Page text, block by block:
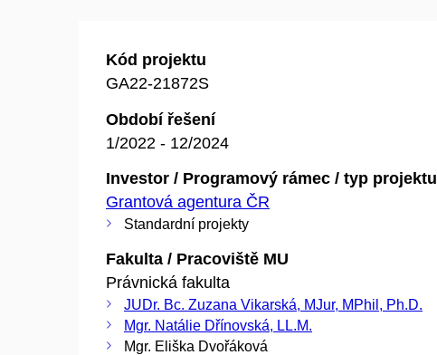
Kód projektu
GA22-21872S
Období řešení
1/2022 - 12/2024
Investor / Programový rámec / typ projektu
Grantová agentura ČR
Standardní projekty
Fakulta / Pracoviště MU
Právnická fakulta
JUDr. Bc. Zuzana Vikarská, MJur, MPhil, Ph.D.
Mgr. Natálie Dřínovská, LL.M.
Mgr. Eliška Dvořáková